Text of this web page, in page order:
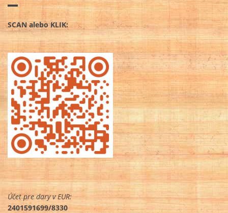
SCAN alebo KLIK:
Účet pre dary v EUR:
2401591699/8330